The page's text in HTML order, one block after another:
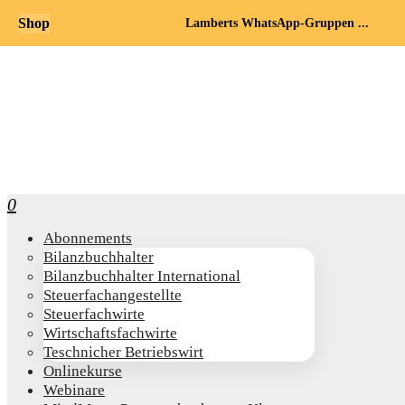
0
Abon­ne­ments
Bilanz­buch­hal­ter
Bilanz­buch­hal­ter International
Steu­er­fach­an­ge­stell­te
Steu­er­fach­wir­te
Wirt­schafts­fach­wir­te
Teschni­cher Betriebswirt
Online­kur­se
Web­i­na­re
Shop Lamberts WhatsApp-Gruppen ...